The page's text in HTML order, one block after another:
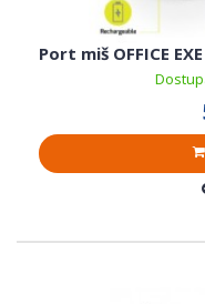
Port miš OFFICE